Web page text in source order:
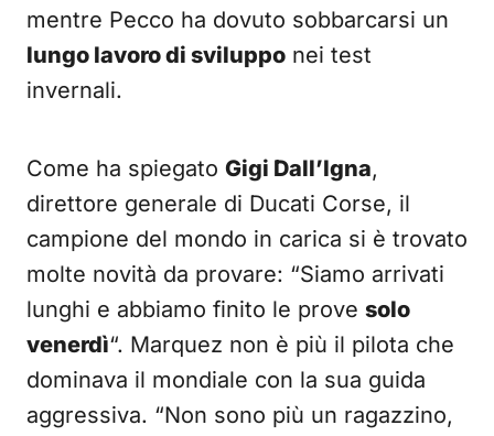
mentre Pecco ha dovuto sobbarcarsi un
lungo lavoro di sviluppo nei test
invernali.
Come ha spiegato Gigi Dall’Igna,
direttore generale di Ducati Corse, il
campione del mondo in carica si è trovato
molte novità da provare: “Siamo arrivati
lunghi e abbiamo finito le prove solo
venerdì“. Marquez non è più il pilota che
dominava il mondiale con la sua guida
aggressiva. “Non sono più un ragazzino,